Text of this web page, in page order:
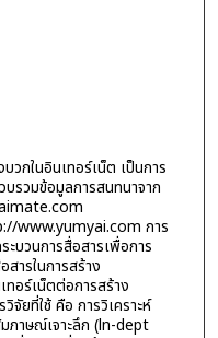
วกในอินเทอร์เน็ต เป็นการ
บรวมข้อมูลการสนทนาจาก
www.yumyai.com การ
บวนการสื่อสารเพื่อการ
ารในการสร้าง
อร์เน็ตต่อการสร้าง
จัยที่ใช้ คือ การวิเคราะห์
ภาษณ์เจาะลึก (ln-dept